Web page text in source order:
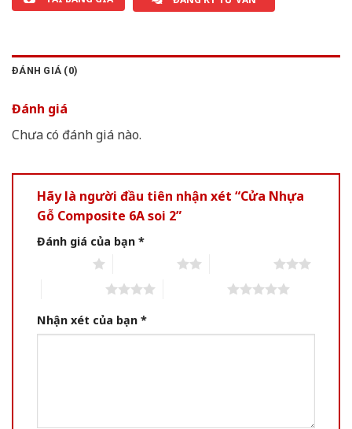
ĐÁNH GIÁ (0)
Đánh giá
Chưa có đánh giá nào.
Hãy là người đầu tiên nhận xét “Cửa Nhựa
Gỗ Composite 6A soi 2”
Đánh giá của bạn *
Nhận xét của bạn *